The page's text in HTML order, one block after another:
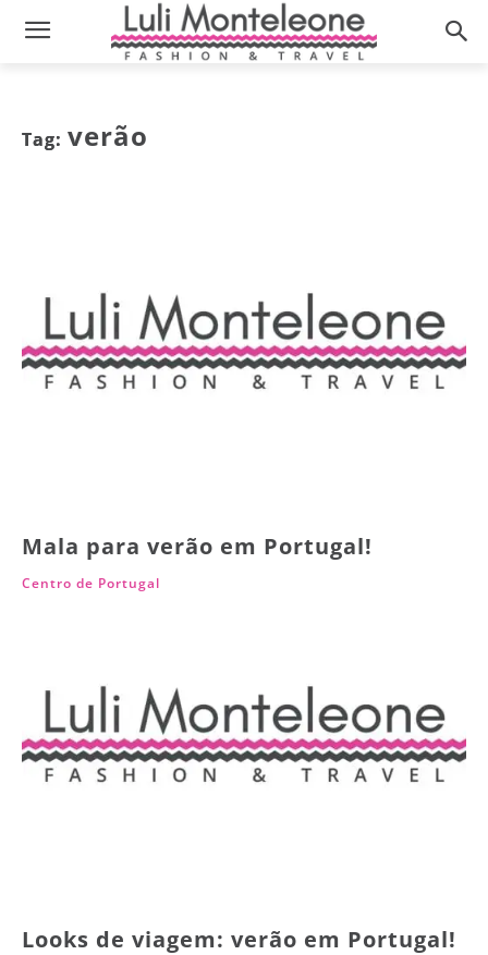
Tag: verão
Mala para verão em Portugal!
Centro de Portugal
Looks de viagem: verão em Portugal!